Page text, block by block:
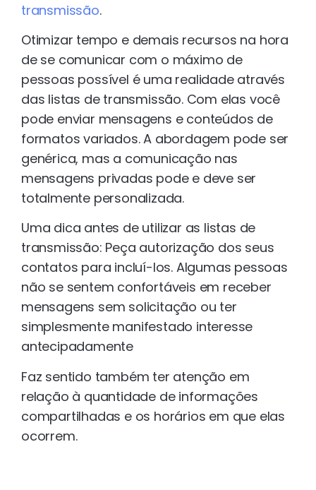
transmissão.
Otimizar tempo e demais recursos na hora
de se comunicar com o máximo de
pessoas possível é uma realidade através
das listas de transmissão. Com elas você
pode enviar mensagens e conteúdos de
formatos variados. A abordagem pode ser
genérica, mas a comunicação nas
mensagens privadas pode e deve ser
totalmente personalizada.
Uma dica antes de utilizar as listas de
transmissão: Peça autorização dos seus
contatos para incluí-los. Algumas pessoas
não se sentem confortáveis em receber
mensagens sem solicitação ou ter
simplesmente manifestado interesse
antecipadamente
Faz sentido também ter atenção em
relação à quantidade de informações
compartilhadas e os horários em que elas
ocorrem.